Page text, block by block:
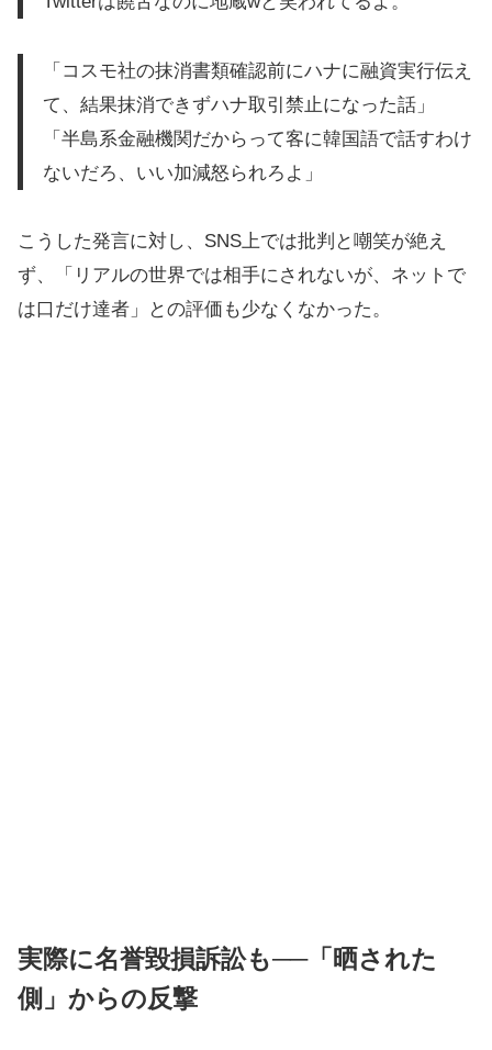
「コスモ社の抹消書類確認前にハナに融資実行伝え
て、結果抹消できずハナ取引禁止になった話」
「半島系金融機関だからって客に韓国語で話すわけ
ないだろ、いい加減怒られろよ」
こうした発言に対し、SNS上では批判と嘲笑が絶え
ず、「リアルの世界では相手にされないが、ネットで
は口だけ達者」との評価も少なくなかった。
実際に名誉毀損訴訟も──「晒された
側」からの反撃